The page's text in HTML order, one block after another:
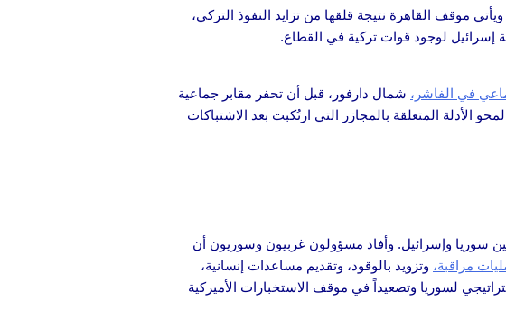
موقف القاهرة نتيجة قلقها من تزايد النفوذ التركي،
إسرائيل لوجود قوات تركية في القطاع.
في الفاشر، شمال دارفور، قبل أن تحفر مقابر جماعية
الأدلة المتعلقة بالمجازر التي ارتُكبت بعد الاشتباكات
سوريا وإسرائيل. وأفاد مسؤولون غربيون وسوريون أن
مراقبة، وتزويد بالوقود، وتقديم مساعدات إنسانية،
لسوريا وتصعيداً في موقف الاستخبارات الأميركية